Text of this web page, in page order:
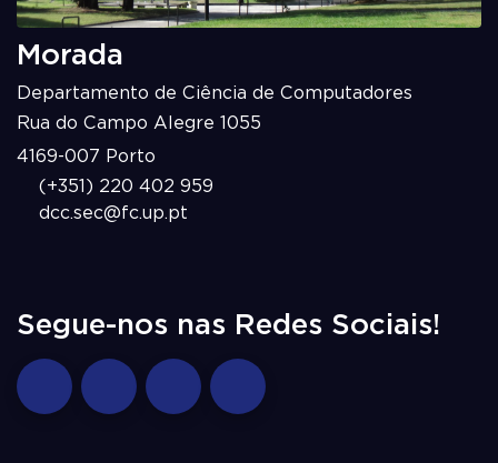
Morada
Departamento de Ciência de Computadores
Rua do Campo Alegre 1055
4169-007 Porto
(+351) 220 402 959
dcc.sec@fc.up.pt
Segue-nos nas Redes Sociais!